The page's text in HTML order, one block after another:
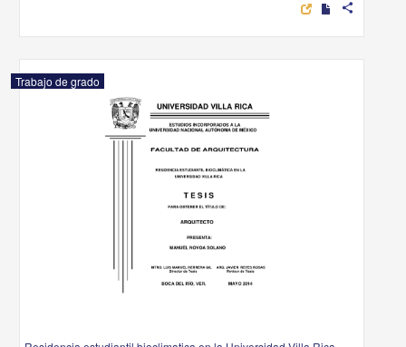
share
Trabajo de grado